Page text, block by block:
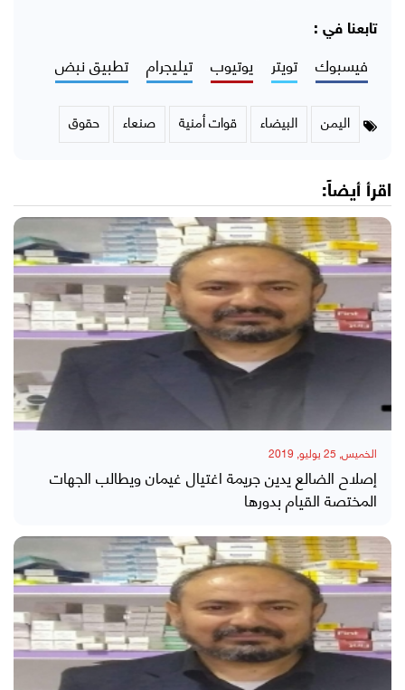
تابعنا في :
فيسبوك تويتر يوتيوب تيليجرام تطبيق نبض
اليمن البيضاء قوات أمنية صنعاء حقوق
اقرأ أيضاً:
الخميس, 25 يوليو, 2019
إصلاح الضالع يدين جريمة اغتيال غيمان ويطالب الجهات
المختصة القيام بدورها